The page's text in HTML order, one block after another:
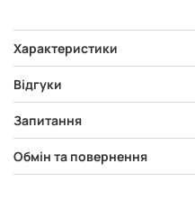
Характеристики
Відгуки
Запитання
Обмін та повернення